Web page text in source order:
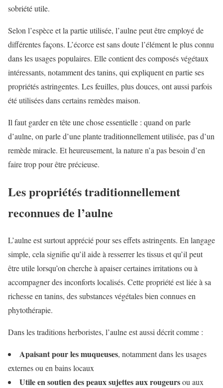
sobriété utile.
Selon l’espèce et la partie utilisée, l’aulne peut être employé de
différentes façons. L’écorce est sans doute l’élément le plus connu
dans les usages populaires. Elle contient des composés végétaux
intéressants, notamment des tanins, qui expliquent en partie ses
propriétés astringentes. Les feuilles, plus douces, ont aussi parfois
été utilisées dans certains remèdes maison.
Il faut garder en tête une chose essentielle : quand on parle
d’aulne, on parle d’une plante traditionnellement utilisée, pas d’un
remède miracle. Et heureusement, la nature n’a pas besoin d’en
faire trop pour être précieuse.
Les propriétés traditionnellement
reconnues de l’aulne
L’aulne est surtout apprécié pour ses effets astringents. En langage
simple, cela signifie qu’il aide à resserrer les tissus et qu’il peut
être utile lorsqu’on cherche à apaiser certaines irritations ou à
accompagner des inconforts localisés. Cette propriété est liée à sa
richesse en tanins, des substances végétales bien connues en
phytothérapie.
Dans les traditions herboristes, l’aulne est aussi décrit comme :
Apaisant pour les muqueuses, notamment dans les usages
externes ou en bains locaux
Utile en soutien des peaux sujettes aux rougeursou aux